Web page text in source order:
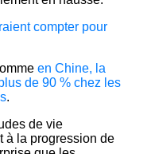
compter pour
en Chine, la
de 90 % chez les
.
de vie
à la progression de